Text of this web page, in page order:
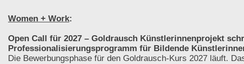
Women + Work:
Open Call für 2027 – Goldrausch Künstlerinnenprojekt
Professionalisierungsprogramm für Bildende
Die Bewerbungsphase für den Goldrausch-Kurs 2027 läuft.